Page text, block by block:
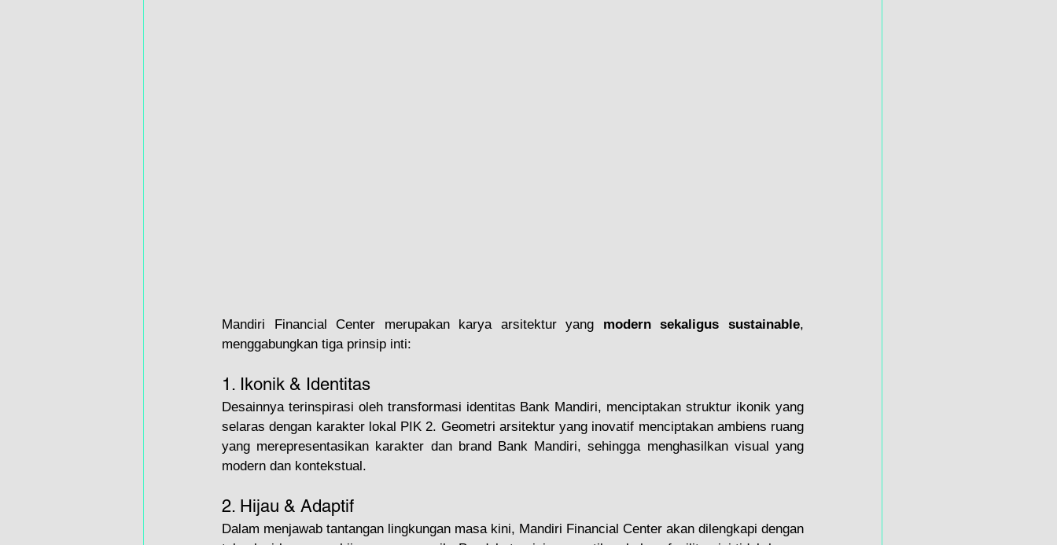
Mandiri Financial Center merupakan karya arsitektur yang modern sekaligus sustainable,
menggabungkan tiga prinsip inti:
1. Ikonik & Identitas
Desainnya terinspirasi oleh transformasi identitas Bank Mandiri, menciptakan struktur ikonik yang
selaras dengan karakter lokal PIK 2. Geometri arsitektur yang inovatif menciptakan ambiens ruang
yang merepresentasikan karakter dan brand Bank Mandiri, sehingga menghasilkan visual yang
modern dan kontekstual.
2. Hijau & Adaptif
Dalam menjawab tantangan lingkungan masa kini, Mandiri Financial Center akan dilengkapi dengan